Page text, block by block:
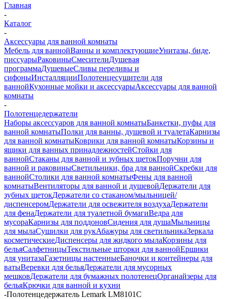
Главная
-
Каталог
-
Аксессуары для ванной комнаты
Мебель для ваннойВанны и комплектующиеУнитазы, биде,
писсуарыРаковиныСмесителиДушевая
программаДушевыеСливы переливы и
сифоныИнсталляцииПолотенцесушители для
ваннойКухонные мойки и аксессуарыАксессуары для ванной
комнаты
-
Полотенцедержатели
Наборы аксессуаров для ванной комнатыБанкетки, пуфы для
ванной комнатыПолки для ванны, душевой и туалетаКарнизы
для ванной комнатыКоврики для ванной комнатыКорзины и
ящики для ванных принадлежностейСтойки для
ваннойСтаканы для ванной и зубных щетокПоручни для
ванной и раковиныСветильники, бра для ваннойСкребки для
ваннойСтолики для ванной комнатыФены для ванной
комнатыВентиляторы для ванной и душевойДержатели для
зубных щетокДержатели со стаканом/мыльницей/
диспенсеромДержатели для освежителя воздухаДержатели
для фенаДержатели для туалетной бумагиВедра для
мусораКарнизы для поддоновСидения для душаМыльницы
для мылаСушилки для рукАбажуры для светильникаЗеркала
косметическиеДиспенсеры для жидкого мылаКорзины для
бельяСалфетницыТекстильные шторки для ваннойЕршики
для унитазаГазетницы настенныеБаночки и контейнеры для
ватыВеревки для бельяДержатели для мусорных
мешковДержатели для бумажных полотенецОрганайзеры для
бельяКрючки для ванной и кухни
-Полотенцедержатель Lemark LM8101C